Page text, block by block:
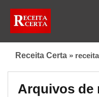
Receita Certa »
Arquivos de